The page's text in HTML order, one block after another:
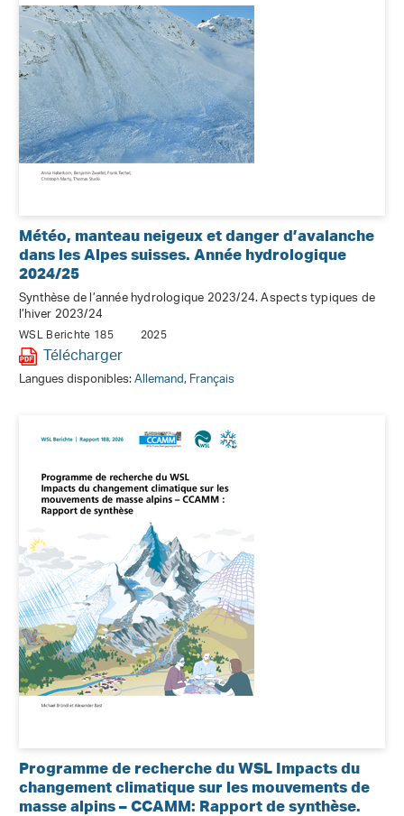
Météo, manteau neigeux et danger d’avalanche
dans les Alpes suisses. Année hydrologique
2024/25
Synthèse de l’année hydrologique 2023/24. Aspects typiques de
l’hiver 2023/24
WSL Berichte 185 2025
Télécharger
Langues disponibles:Allemand,Français
Programme de recherche du WSL Impacts du
changement climatique sur les mouvements de
masse alpins – CCAMM: Rapport de synthèse.